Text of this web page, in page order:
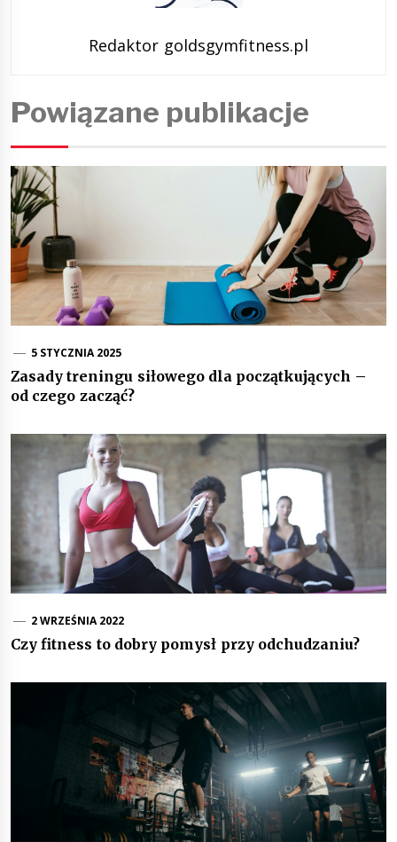
Redaktor goldsgymfitness.pl
Powiązane publikacje
5 STYCZNIA 2025
Zasady treningu siłowego dla początkujących –
od czego zacząć?
2 WRZEŚNIA 2022
Czy fitness to dobry pomysł przy odchudzaniu?